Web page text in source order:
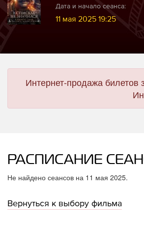
Дата и начало сеанса:
11 мая 2025 19:25
Интернет-продажа билетов
РАСПИСАНИЕ
Не найдено сеансов на 11 мая 2025.
Вернуться к выбору фильма